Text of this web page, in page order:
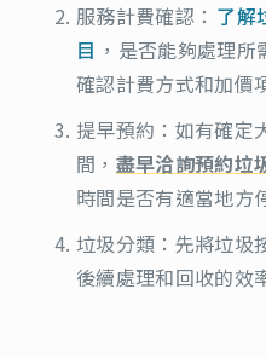
服務計費確認： 了解
目 ，是否能夠處理
確認計費方式和加價
提早預約：如有確定
間， 盡早洽詢預約垃
時間是否有適當地方
垃圾分類：先將垃圾
後續處理和回收的效